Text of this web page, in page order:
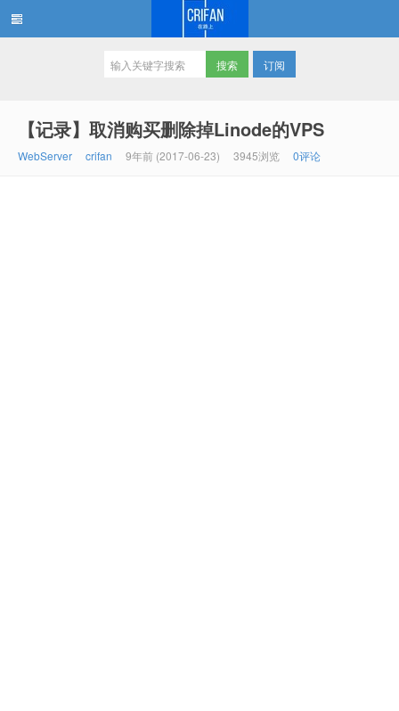
订阅
【记录】取消购买删除掉Linode的VPS
WebServer crifan 9年前 (2017-06-23) 3945浏览 0评论